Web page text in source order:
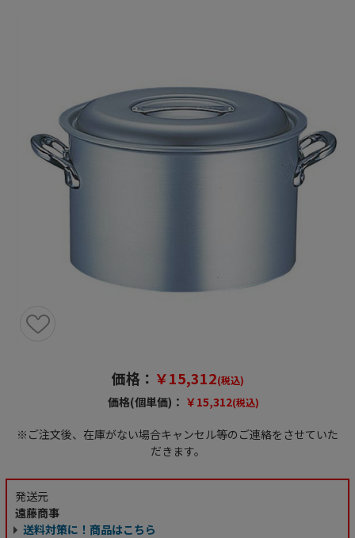
価格： ￥15,312(税込)
価格(個単価)： ￥15,312(税込)
※ご注文後、在庫がない場合キャンセル等のご連絡をさせていた
だきます。
発送元
遠藤商事
送料対策に！商品はこちら